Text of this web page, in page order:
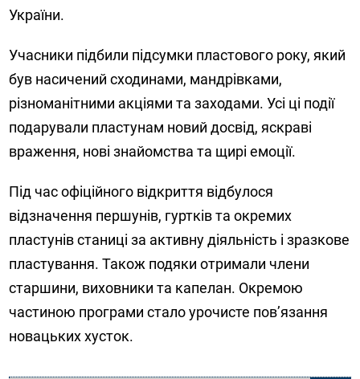
України.
Учасники підбили підсумки пластового року, який
був насичений сходинами, мандрівками,
різноманітними акціями та заходами. Усі ці події
подарували пластунам новий досвід, яскраві
враження, нові знайомства та щирі емоції.
Під час офіційного відкриття відбулося
відзначення першунів, гуртків та окремих
пластунів станиці за активну діяльність і зразкове
пластування. Також подяки отримали члени
старшини, виховники та капелан. Окремою
частиною програми стало урочисте пов’язання
новацьких хусток.